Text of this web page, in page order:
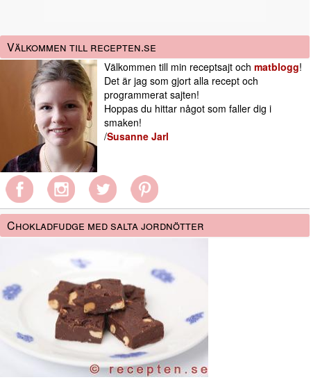
Välkommen till recepten.se
Välkommen till min receptsajt och matblogg!
Det är jag som gjort alla recept och
programmerat sajten!
Hoppas du hittar något som faller dig i
smaken!
/Susanne Jarl
Chokladfudge med salta jordnötter